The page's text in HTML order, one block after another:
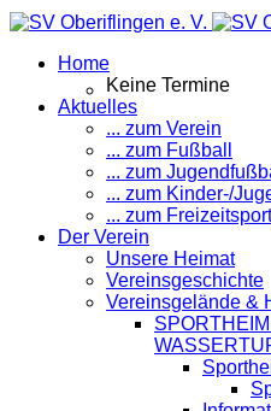
Home
Keine Termine
Aktuelles
... zum Verein
... zum Fußball
... zum
... zum Kinder-/
... zum Freizeitsport
Der Verein
Unsere Heimat
Vereinsgeschichte
Vereinsgelände &
SPORTHEIM